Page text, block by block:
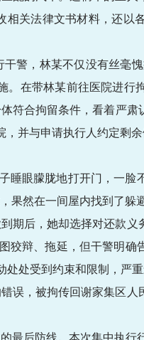
关法律文书材料，还以
警，林某不仅没有丝毫
在带林某前往医院进
符合拘留条件，看着严
并与申请执行人约定剩余
睡眼朦胧地打开门，一脸
果然在一间屋内找到了躲
期后，她却选择对还款
狡辩、拖延，但干警明
处受到约束和限制，严
误，被拘传回谢家集区
最后防线。本次集中执